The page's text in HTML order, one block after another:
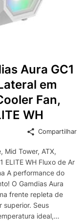
Aura GC1
em
Fan,
WH
Compartilhar
Mid Tower, ATX,
ELITE WH Fluxo de Ar
A performance do
O Gamdias Aura
frente repleta de
superior. Seus
ideal,